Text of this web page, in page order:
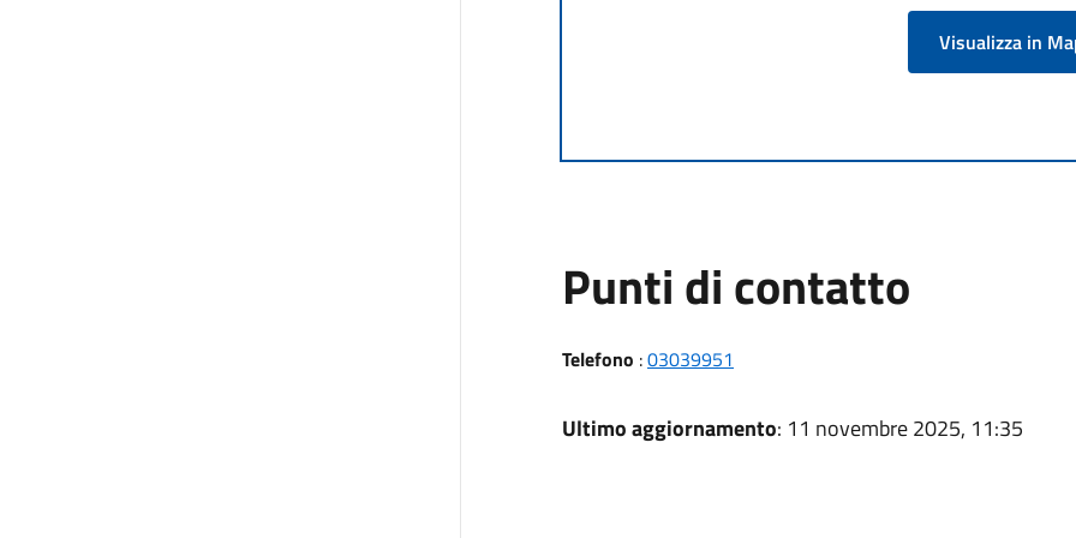
Visualizza in
Punti di contatto
Telefono :03039951
Ultimo aggiornamento: 11 novembre 2025, 11:35